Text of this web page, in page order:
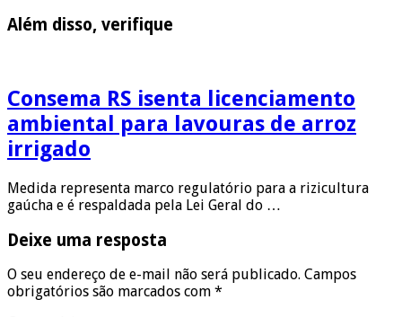
Além disso, verifique
Consema RS isenta licenciamento
ambiental para lavouras de arroz
irrigado
Medida representa marco regulatório para a rizicultura
gaúcha e é respaldada pela Lei Geral do …
Deixe uma resposta
O seu endereço de e-mail não será publicado. Campos
obrigatórios são marcados com *